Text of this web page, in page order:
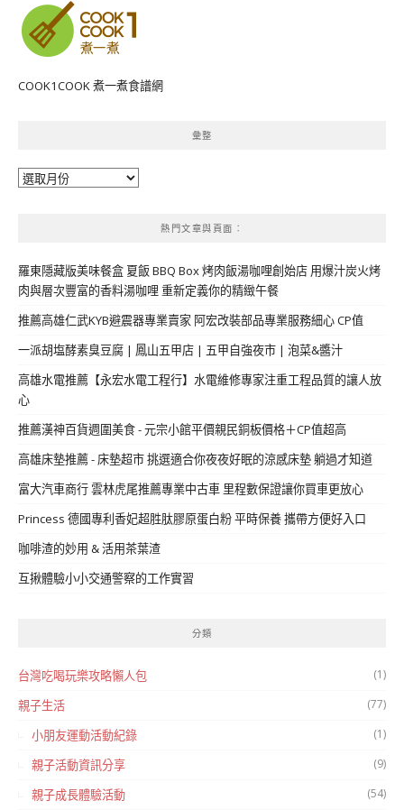
COOK1COOK 煮一煮食譜網
彙整
彙
熱門文章與頁面︰
羅東隱藏版美味餐盒 夏飯 BBQ Box 烤肉飯湯咖哩創始店 用爆汁炭火烤
肉與層次豐富的香料湯咖哩 重新定義你的精緻午餐
推薦高雄仁武KYB避震器專業賣家 阿宏改裝部品專業服務細心 CP值
一派胡塩酵素臭豆腐 | 鳳山五甲店 | 五甲自強夜市 | 泡菜&醬汁
高雄水電推薦【永宏水電工程行】水電維修專家注重工程品質的讓人放
心
推薦漢神百貨週圍美食 - 元宗小館平價親民銅板價格＋CP值超高
高雄床墊推薦 - 床墊超市 挑選適合你夜夜好眠的涼感床墊 躺過才知道
富大汽車商行 雲林虎尾推薦專業中古車 里程數保證讓你買車更放心
Princess 德國專利香妃超胜肽膠原蛋白粉 平時保養 攜帶方便好入口
咖啡渣的妙用 & 活用茶葉渣
互揪體驗小小交通警察的工作實習
分類
台灣吃喝玩樂攻略懶人包 (1)
親子生活 (77)
小朋友運動活動紀錄 (1)
親子活動資訊分享 (9)
親子成長體驗活動 (54)